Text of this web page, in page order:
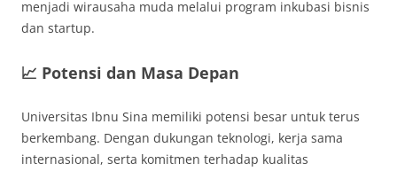
menjadi wirausaha muda melalui program inkubasi bisnis
dan startup.
📈 Potensi dan Masa Depan
Universitas Ibnu Sina memiliki potensi besar untuk terus
berkembang. Dengan dukungan teknologi, kerja sama
internasional, serta komitmen terhadap kualitas